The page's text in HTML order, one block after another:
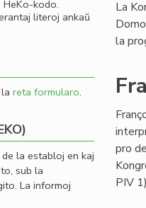
La
la
pro
PIV
kodo.
literoj ankaŭ
reta formularo.
la establoj en kaj
sub la
La informoj